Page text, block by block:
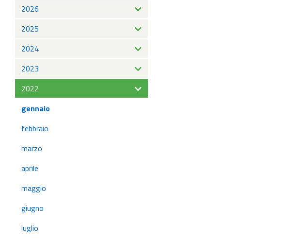
2026
2025
2024
2023
2022
gennaio
febbraio
marzo
aprile
maggio
giugno
luglio